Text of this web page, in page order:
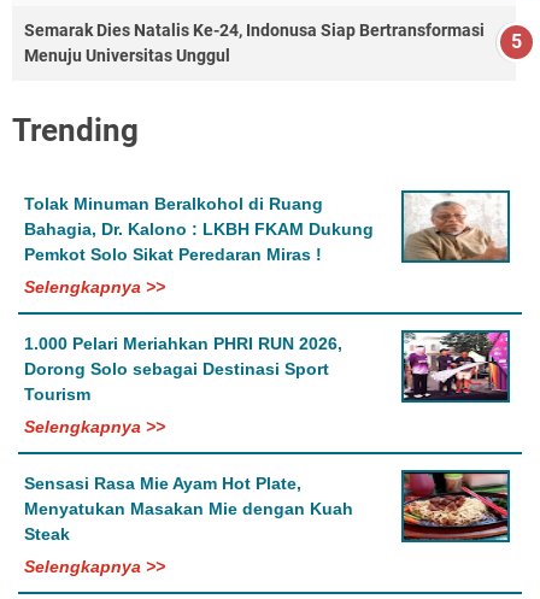
Semarak Dies Natalis Ke-24, Indonusa Siap Bertransformasi
Menuju Universitas Unggul
Trending
Tolak Minuman Beralkohol di Ruang
Bahagia, Dr. Kalono : LKBH FKAM Dukung
Pemkot Solo Sikat Peredaran Miras !
Selengkapnya >>
1.000 Pelari Meriahkan PHRI RUN 2026,
Dorong Solo sebagai Destinasi Sport
Tourism
Selengkapnya >>
Sensasi Rasa Mie Ayam Hot Plate,
Menyatukan Masakan Mie dengan Kuah
Steak
Selengkapnya >>